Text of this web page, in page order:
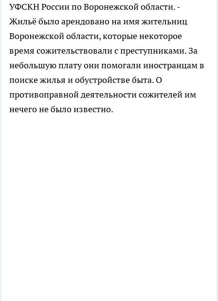
УФСКН России по Воронежской области. -
Жильё было арендовано на имя жительниц
Воронежской области, которые некоторое
время сожительствовали с преступниками. За
небольшую плату они помогали иностранцам в
поиске жилья и обустройстве быта. О
противоправной деятельности сожителей им
нечего не было известно.